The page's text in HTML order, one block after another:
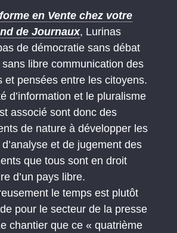
en Vente chez votre
de Journaux, Lurinas
de démocratie sans débat
sans libre communication des
et pensées entre les citoyens.
d’information et le pluralisme
associé sont donc des
de nature à développer les
et de jugement des
que tous sont en droit
d’un pays libre.
le temps est plutôt
pour le secteur de la presse
chantier que ce « quatrième